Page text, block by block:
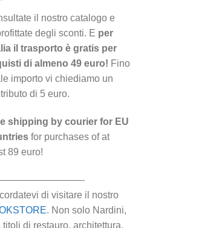
il nostro catalogo e
degli sconti. E per
il trasporto è gratis per
di almeno 49 euro! Fino
importo vi chiediamo un
di 5 euro.
shipping by courier for EU
for purchases of at
89 euro!
di visitare il nostro
. Non solo Nardini,
titoli di restauro, architettura,